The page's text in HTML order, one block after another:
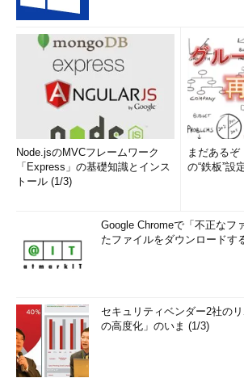
Node.jsのMVCフレームワーク
「Express」の基礎知識とインス
トール (1/3)
まだあるぞ
の“鉄板”設
Google Chromeで「不正なフ
たファイルをダウンロードす
セキュリティベンダー2社の
の高度化」のいま (1/3)